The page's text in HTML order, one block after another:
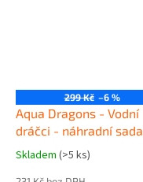
299 Kč –6 %
Aqua Dragons - Vodní
dráčci - náhradní sada
vajíček a krmení
Průměrné
Skladem (>5 ks)